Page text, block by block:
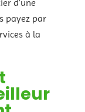
d’une
payez par
à la